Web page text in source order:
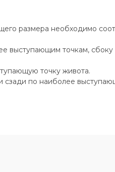
размера необходимо
выступающим точкам, сбоку
точку живота.
сзади по наиболее